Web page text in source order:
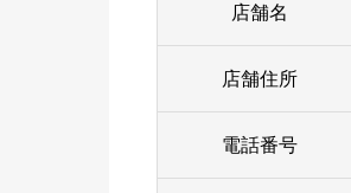
店舗名
店舗住所
電話番号